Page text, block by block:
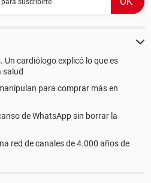
Un cardiólogo explicó lo que es
salud
para comprar más en
de WhatsApp sin borrar la
red de canales de 4.000 años de